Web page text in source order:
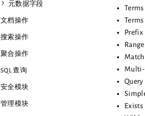
元数据字段
文档操作
搜索操作
聚合操作
SQL 查询
安全模块
管理模块
Terms
Prefix
Range
Match
Multi-
Exists